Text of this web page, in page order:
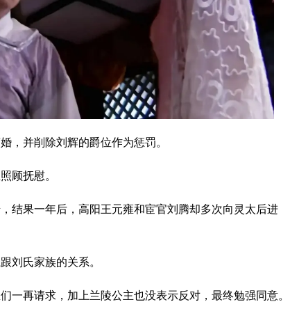
，并削除刘辉的爵位作为惩罚。
顾抚慰。
结果一年后，高阳王元雍和宦官刘腾却多次向灵太后进
刘氏家族的关系。
一再请求，加上兰陵公主也没表示反对，最终勉强同意。